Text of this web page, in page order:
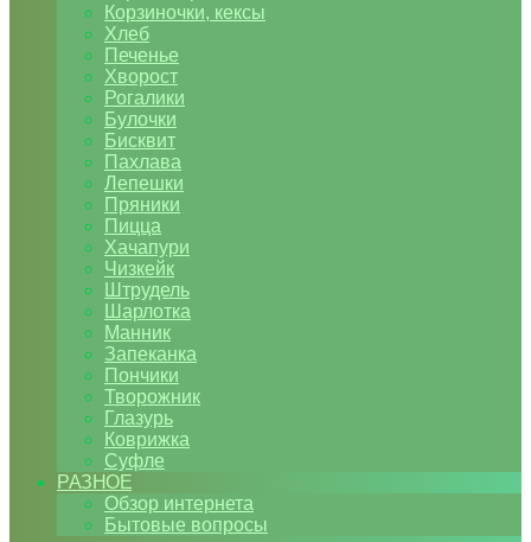
Корзиночки, кексы
Хлеб
Печенье
Хворост
Рогалики
Булочки
Бисквит
Пахлава
Лепешки
Пряники
Пицца
Хачапури
Чизкейк
Штрудель
Шарлотка
Манник
Запеканка
Пончики
Творожник
Глазурь
Коврижка
Суфле
РАЗНОЕ
Обзор интернета
Бытовые вопросы